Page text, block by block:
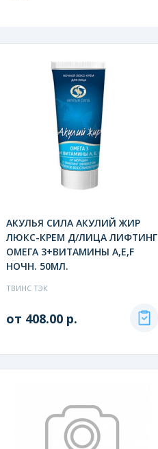
АКУЛЬЯ СИЛА АКУЛИЙ ЖИР
ЛЮКС-КРЕМ Д/ЛИЦА ЛИФТИНГ
ОМЕГА 3+ВИТАМИНЫ A,E,F
НОЧН. 50МЛ.
ТВИНС ТЭК
от 408.00 р.